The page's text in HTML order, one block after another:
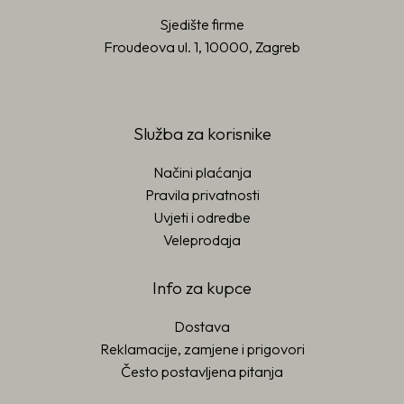
Sjedište firme
Froudeova ul. 1, 10000, Zagreb
Služba za korisnike
Načini plaćanja
Pravila privatnosti
Uvjeti i odredbe
Veleprodaja
Info za kupce
Dostava
Reklamacije, zamjene i prigovori
Često postavljena pitanja